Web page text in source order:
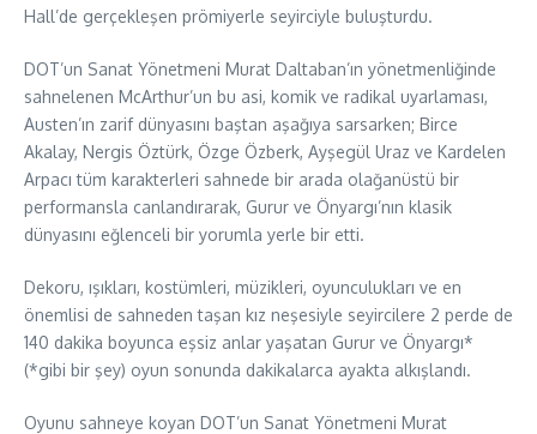
Hall’de gerçekleşen prömiyerle seyirciyle buluşturdu.
DOT’un Sanat Yönetmeni Murat Daltaban’ın yönetmenliğinde
sahnelenen McArthur’un bu asi, komik ve radikal uyarlaması,
Austen’ın zarif dünyasını baştan aşağıya sarsarken; Birce
Akalay, Nergis Öztürk, Özge Özberk, Ayşegül Uraz ve Kardelen
Arpacı tüm karakterleri sahnede bir arada olağanüstü bir
performansla canlandırarak, Gurur ve Önyargı’nın klasik
dünyasını eğlenceli bir yorumla yerle bir etti.
Dekoru, ışıkları, kostümleri, müzikleri, oyunculukları ve en
önemlisi de sahneden taşan kız neşesiyle seyircilere 2 perde de
140 dakika boyunca eşsiz anlar yaşatan Gurur ve Önyargı*
(*gibi bir şey) oyun sonunda dakikalarca ayakta alkışlandı.
Oyunu sahneye koyan DOT’un Sanat Yönetmeni Murat